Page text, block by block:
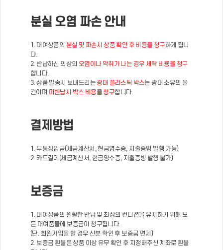
분실 오염 파손 안내
1. 대여상품의 분실 및 파손시 상품 확인 후 비용을 청구하게 됩니
다.
2. 반납하신 의상의 오염이나 악취가 나는 경우 세탁 비용을 청구
합니다.
3. 상품 발송시 보내드리는 광대 플라스틱 박스는 광대 소유의 물
건이며 미반납시 박스 비용을 청구합니다.
결제방법
1. 무통장입금(세금계산서, 현금영수증, 지출증빙 발행 가능)
2. 카드결제(세금계산서, 현금영수증, 지출증빙 발행 불가)
보증금
1. 대여상품의 원활한 반납 및 최상의 컨디션을 유지하기 위해 모
든 대여품들에 보증금이 청구됩니다.
(단. 회원가입을 할 경우 신분 확인 후 보증금 면제)
2. 보증금 환불은 상품 이상 유무 확인 후 지정해주신 계좌로 환불